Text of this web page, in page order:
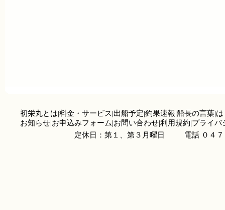
初栄丸とは|料金・サービス|出船予定|釣果速報|船長の言葉|
お知らせ|お申込みフォーム|お問い合わせ|利用規約|プライバ
定休日：第１、第３月曜日
電話 ０４